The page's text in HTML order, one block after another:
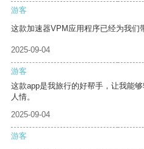
游客
这款加速器VPM应用程序已经为我们
2025-09-04
游客
这款app是我旅行的好帮手，让我能
人情。
2025-09-04
游客